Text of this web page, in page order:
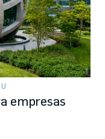
empresas